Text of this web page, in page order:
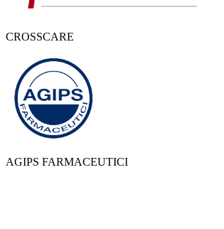
CROSSCARE
AGIPS FARMACEUTICI